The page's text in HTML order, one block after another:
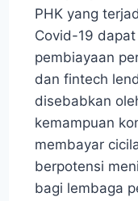
PHK yang
Covid-19
pembiayaan
dan fintech
disebabkan
kemampuan
membayar
berpotensi
bagi lembaga